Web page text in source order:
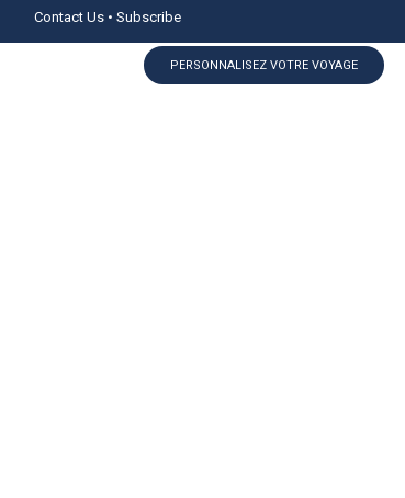
Contact Us • Subscribe
PERSONNALISEZ VOTRE VOYAGE